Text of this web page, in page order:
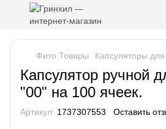
Фито Товары Капсуляторы
Капсулятор ручной
"00" на 100 ячеек.
Артикул: 1737307553 Оставить